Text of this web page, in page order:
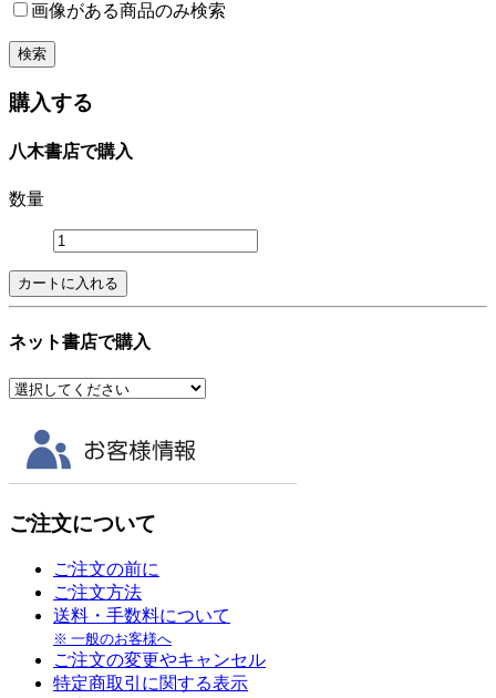
画像がある商品のみ検索
購入する
八木書店で購入
数量
ネット書店で購入
ご注文について
ご注文の前に
ご注文方法
送料・手数料について
※ 一般のお客様へ
ご注文の変更やキャンセル
特定商取引に関する表示